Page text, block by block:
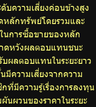
บความเสี่ยงค่อนข้างสูง
ลักทรัพย์โดยรวมและ
นการซื้อขายของหลัก
ดหวังผลตอบแทนชนะ
บผลตอบแทนในระยะยาว
มีความเสี่ยงจากความ
ที่มีความรู้เรื่องการลงทุน
นผวนของราคาในระยะ